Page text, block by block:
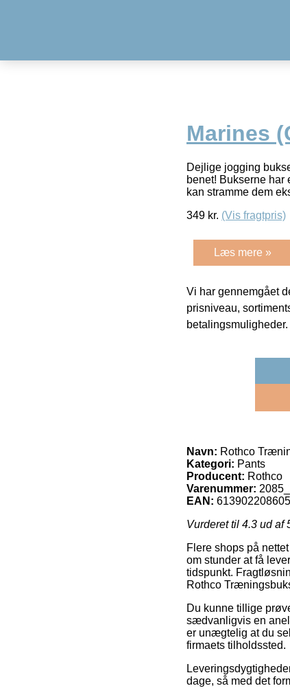
Marines
Dejlige jogging
benet! Bukserne
kan stramme dem
349 kr. (Vis fragtpris)
Læs mere »
Vi har gennemgået
prisniveau,
betalingsmuligheder.
Navn: Rothco
Kategori: Pants
Producent: Rothco
Varenummer:
EAN: 613902208605
Vurderet til 4.3 ud af
Flere shops på
om stunder at få
tidspunkt.
Rothco
Du kunne tillige
sædvanligvis en
er unægtelig at du
firmaets tilholdssted.
dage, så med det